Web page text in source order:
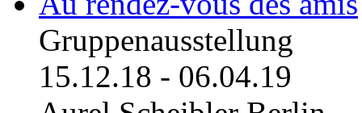
Gruppenausstellung
15.12.18 - 06.04.19